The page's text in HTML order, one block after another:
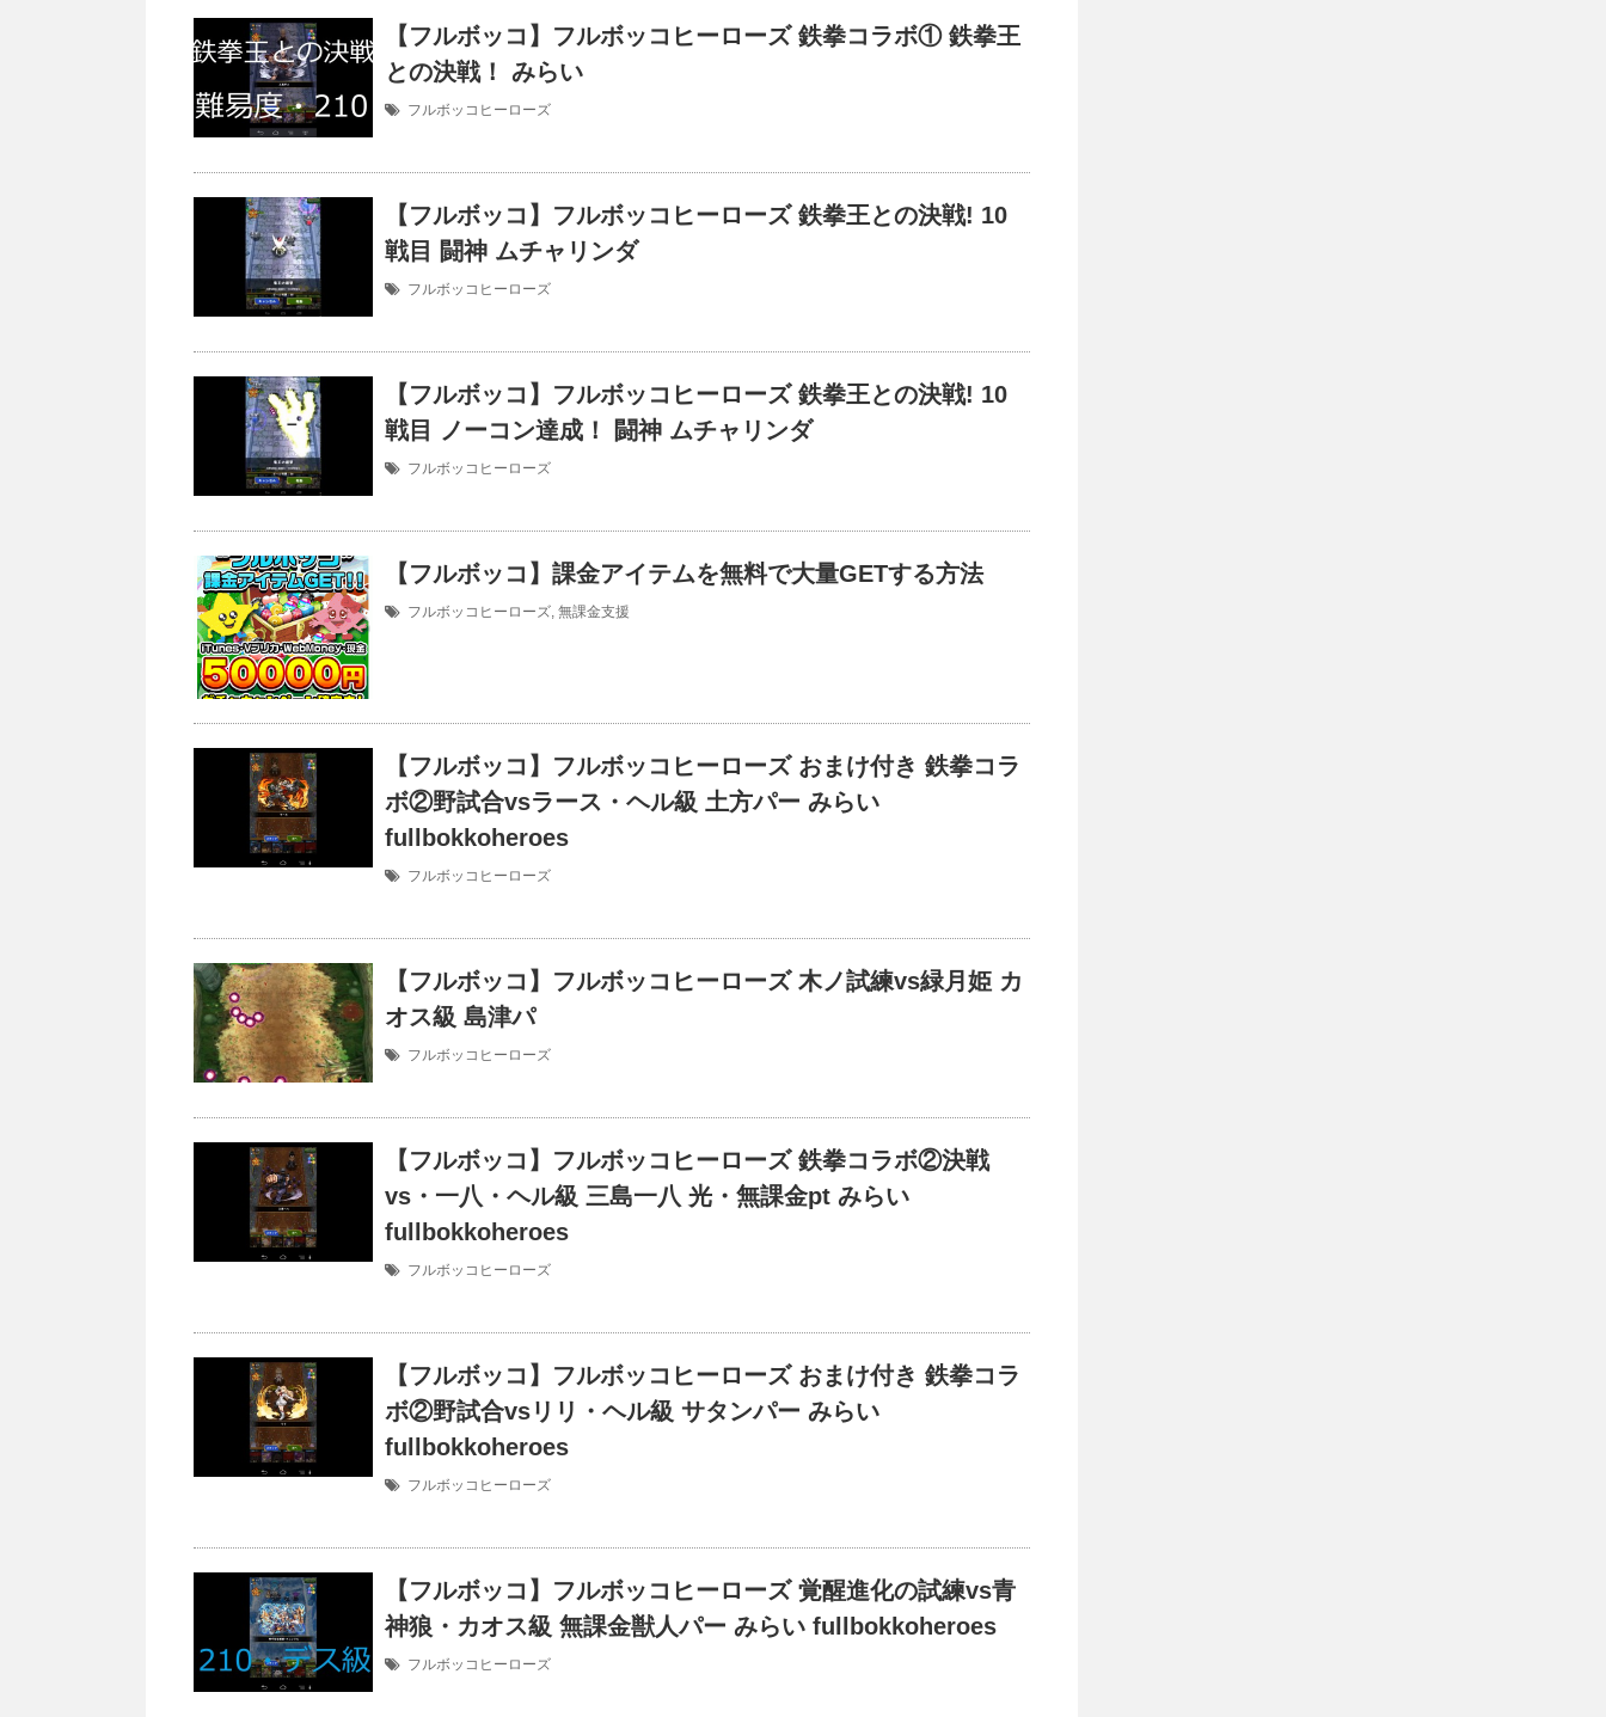
【フルボッコ】フルボッコヒーローズ 鉄拳コラボ① 鉄拳王
との決戦！ みらい
フルボッコヒーローズ
【フルボッコ】フルボッコヒーローズ 鉄拳王との決戦! 10
戦目 闘神 ムチャリンダ
フルボッコヒーローズ
【フルボッコ】フルボッコヒーローズ 鉄拳王との決戦! 10
戦目 ノーコン達成！ 闘神 ムチャリンダ
フルボッコヒーローズ
【フルボッコ】課金アイテムを無料で大量GETする方法
フルボッコヒーローズ, 無課金支援
【フルボッコ】フルボッコヒーローズ おまけ付き 鉄拳コラ
ボ②野試合vsラース・ヘル級 土方パー みらい
fullbokkoheroes
フルボッコヒーローズ
【フルボッコ】フルボッコヒーローズ 木ノ試練vs緑月姫 カ
オス級 島津パ
フルボッコヒーローズ
【フルボッコ】フルボッコヒーローズ 鉄拳コラボ②決戦
vs・一八・ヘル級 三島一八 光・無課金pt みらい
fullbokkoheroes
フルボッコヒーローズ
【フルボッコ】フルボッコヒーローズ おまけ付き 鉄拳コラ
ボ②野試合vsリリ・ヘル級 サタンパー みらい
fullbokkoheroes
フルボッコヒーローズ
【フルボッコ】フルボッコヒーローズ 覚醒進化の試練vs青
神狼・カオス級 無課金獣人パー みらい fullbokkoheroes
フルボッコヒーローズ